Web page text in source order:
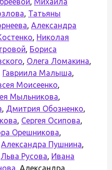
, Татьяны
, Александра
, Николая
, Бориса
, Олега Ломакина,
Гавриила Малыша,
Моисеенко,
Мыльникова,
, Дмитрия Обозненко,
, Сергея Осипова,
Орешникова,
Александра Пушнина,
Льва Русова, Ивана
, Александра